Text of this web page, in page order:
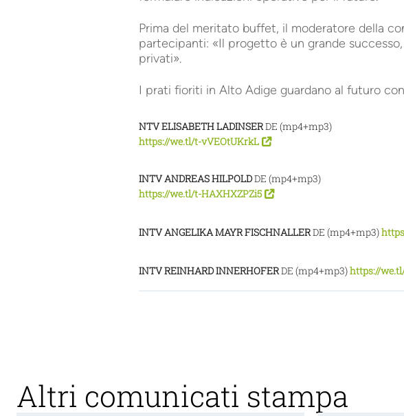
Prima del meritato buffet, il moderatore della
partecipanti: «Il progetto è un grande
privati».
I prati fioriti in Alto Adige guardano al futuro
NTV ELISABETH LADINSERDE (mp4+mp3)
https://we.tl/t-vVEOtUKrkL
INTV ANDREAS HILPOLDDE (mp4+mp3)
https://we.tl/t-HAXHXZPZi5
INTV ANGELIKA MAYR FISCHNALLERDE (mp4+mp3)
INTV REINHARD INNERHOFERDE (mp4+mp3)https://
Altri comunicati stampa